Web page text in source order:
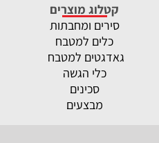
קטלוג מוצרים
סירים ומחבתות
כלים למטבח
גאדגטים למטבח
כלי הגשה
סכינים
מבצעים